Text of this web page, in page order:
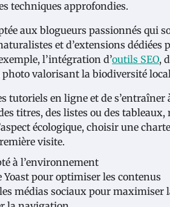
techniques approfondies.
aux blogueurs passionnés qui
et d’extensions
l’intégration d’outils SEO,
valorisant la biodiversité
tutoriels en ligne et de
titres, des listes ou des
écologique, choisir une
visite.
à l’environnement
pour optimiser les contenus
médias sociaux pour maximiser